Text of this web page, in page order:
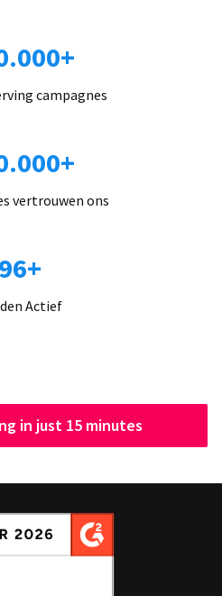
campagnes
vertrouwen ons
96+
Actief
in just 15 minutes